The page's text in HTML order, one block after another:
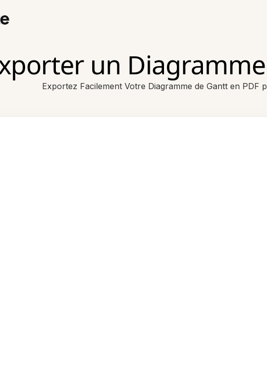
un
Exportez Facilement Votre Diagramme de Gantt en PDF